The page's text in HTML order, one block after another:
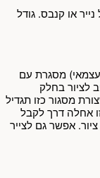
או קנבס. גודל
עצמאי) מסגרת עם
לציור בחלק
מסגור כזו תגדיל
לרוחב. זו אחלה דרך לקבל
אפשר גם לצייר